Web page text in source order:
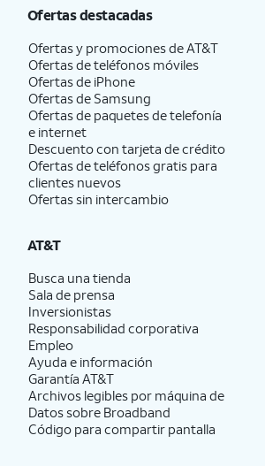
Ofertas destacadas
Ofertas y promociones deAT&T
Ofertas de teléfonos móviles
Ofertas de iPhone
Ofertas de Samsung
Ofertas de paquetes de telefonía
e internet
Descuento con tarjeta de crédito
Ofertas de teléfonos gratis para
clientes nuevos
Ofertas sin intercambio
AT&T
Busca una tienda
Sala de prensa
Inversionistas
Responsabilidad corporativa
Empleo
Ayuda e información
Garantía AT&T
Archivos legibles por máquina de
Datos sobre Broadband
Código para compartir pantalla